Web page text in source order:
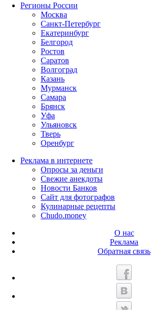
Регионы России
Москва
Санкт-Петербург
Екатеринбург
Белгород
Ростов
Саратов
Волгоград
Казань
Мурманск
Самара
Брянск
Уфа
Ульяновск
Тверь
Оренбург
Реклама в интернете
Опросы за деньги
Свежие анекдоты
Новости Банков
Сайт для фотографов
Кулинарные рецепты
Chudo.money
О нас
Реклама
Обратная связь